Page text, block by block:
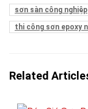
sơn sàn công nghiệp
thi công sơn epoxy
Related